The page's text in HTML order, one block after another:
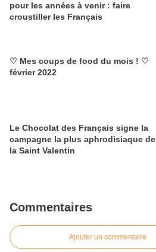
pour les années à venir : faire
croustiller les Français
♡ Mes coups de food du mois ! ♡
février 2022
Le Chocolat des Français signe la
campagne la plus aphrodisiaque de
la Saint Valentin
Commentaires
Ajouter un commentaire